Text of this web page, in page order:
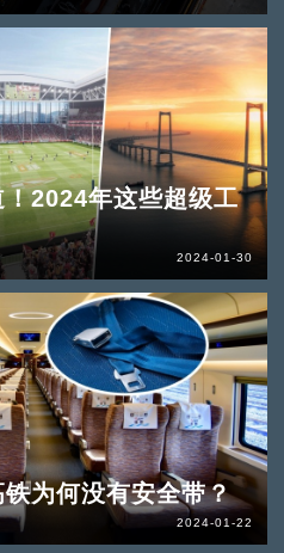
2024年这些超级工
2024-01-30
为何没有安全带？
2024-01-22